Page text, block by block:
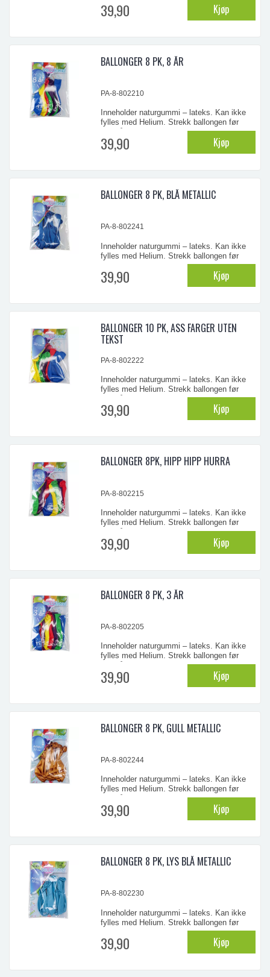
under 8 år. Små barn kan kveles av
uoppblåste ballonger eller biter av ballonger.
...
39,90 Kjøp
BALLONGER 8 PK, 8 ÅR
PA-8-802210
Inneholder naturgummi – lateks. Kan ikke
fylles med Helium. Strekk ballongen før
oppblåsning. ADVARSEL! - Ikke for barn
under 8 år. Små barn kan kveles av
uoppblåste ballonger eller biter av ballonger.
...
39,90 Kjøp
BALLONGER 8 PK, BLÅ METALLIC
PA-8-802241
Inneholder naturgummi – lateks. Kan ikke
fylles med Helium. Strekk ballongen før
oppblåsning. ADVARSEL! - Ikke for barn
under 8 år. Små barn kan kveles av
uoppblåste ballonger eller biter av ballonger.
...
39,90 Kjøp
BALLONGER 10 PK, ASS FARGER UTEN
TEKST
PA-8-802222
Inneholder naturgummi – lateks. Kan ikke
fylles med Helium. Strekk ballongen før
oppblåsning. ADVARSEL! - Ikke for barn
under 8 år. Små barn kan kveles av
uoppblåste ballonger eller biter av ballonger.
...
39,90 Kjøp
BALLONGER 8PK, HIPP HIPP HURRA
PA-8-802215
Inneholder naturgummi – lateks. Kan ikke
fylles med Helium. Strekk ballongen før
oppblåsning. ADVARSEL! - Ikke for barn
under 8 år. Små barn kan kveles av
uoppblåste ballonger eller biter av ballonger.
...
39,90 Kjøp
BALLONGER 8 PK, 3 ÅR
PA-8-802205
Inneholder naturgummi – lateks. Kan ikke
fylles med Helium. Strekk ballongen før
oppblåsning. ADVARSEL! - Ikke for barn
under 8 år. Små barn kan kveles av
uoppblåste ballonger eller biter av ballonger.
...
39,90 Kjøp
BALLONGER 8 PK, GULL METALLIC
PA-8-802244
Inneholder naturgummi – lateks. Kan ikke
fylles med Helium. Strekk ballongen før
oppblåsning. ADVARSEL! - Ikke for barn
under 8 år. Små barn kan kveles av
uoppblåste ballonger eller biter av ballonger.
...
39,90 Kjøp
BALLONGER 8 PK, LYS BLÅ METALLIC
PA-8-802230
Inneholder naturgummi – lateks. Kan ikke
fylles med Helium. Strekk ballongen før
oppblåsning. ADVARSEL! - Ikke for barn
under 8 år. Små barn kan kveles av
uoppblåste ballonger eller biter av ballonger.
39,90 Kjøp